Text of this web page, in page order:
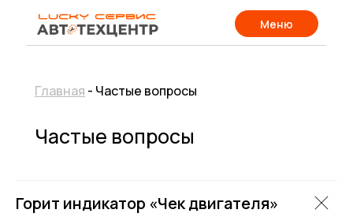
Меню
Главная - Частые вопросы
Частые вопросы
Горит индикатор «Чек двигателя»